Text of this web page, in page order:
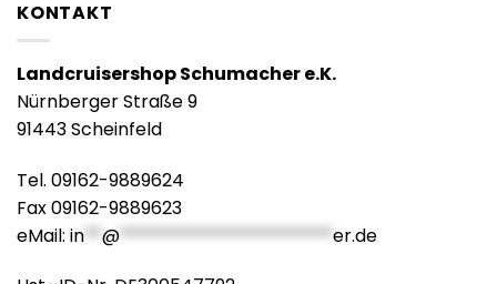
KONTAKT
Landcruisershop Schumacher e.K.
Nürnberger Straße 9
91443 Scheinfeld
Tel. 09162-9889624
Fax 09162-9889623
eMail: in**@************************er.de